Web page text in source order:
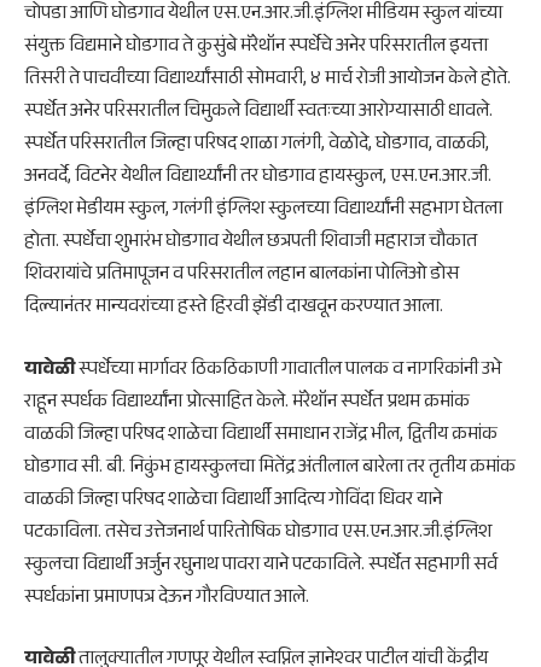
चोपडा आणि घोडगाव येथील एस.एन.आर.जी.इंग्लिश मीडियम स्कुल यांच्या
संयुक्त विद्यमाने घोडगाव ते कुसुंबे मॅरेथॉन स्पर्धेचे अनेर परिसरातील इयत्ता
तिसरी ते पाचवीच्या विद्यार्थ्यांसाठी सोमवारी, ४ मार्च रोजी आयोजन केले होते.
स्पर्धेत अनेर परिसरातील चिमुकले विद्यार्थी स्वतःच्या आरोग्यासाठी धावले.
स्पर्धेत परिसरातील जिल्हा परिषद शाळा गलंगी, वेळोदे, घोडगाव, वाळकी,
अनवर्दे, विटनेर येथील विद्यार्थ्यांनी तर घोडगाव हायस्कुल, एस.एन.आर.जी.
इंग्लिश मेडीयम स्कुल, गलंगी इंग्लिश स्कुलच्या विद्यार्थ्यांनी सहभाग घेतला
होता. स्पर्धेचा शुभारंभ घोडगाव येथील छत्रपती शिवाजी महाराज चौकात
शिवरायांचे प्रतिमापूजन व परिसरातील लहान बालकांना पोलिओ डोस
दिल्यानंतर मान्यवरांच्या हस्ते हिरवी झेंडी दाखवून करण्यात आला.
यावेळीस्पर्धेच्या मार्गावर ठिकठिकाणी गावातील पालक व नागरिकांनी उभे
राहून स्पर्धक विद्यार्थ्यांना प्रोत्साहित केले. मॅरेथॉन स्पर्धेत प्रथम क्रमांक
वाळकी जिल्हा परिषद शाळेचा विद्यार्थी समाधान राजेंद्र भील, द्वितीय क्रमांक
घोडगाव सी. बी. निकुंभ हायस्कुलचा मितेंद्र अंतीलाल बारेला तर तृतीय क्रमांक
वाळकी जिल्हा परिषद शाळेचा विद्यार्थी आदित्य गोविंदा धिवर याने
पटकाविला. तसेच उत्तेजनार्थ पारितोषिक घोडगाव एस.एन.आर.जी.इंग्लिश
स्कुलचा विद्यार्थी अर्जुन रघुनाथ पावरा याने पटकाविले. स्पर्धेत सहभागी सर्व
स्पर्धकांना प्रमाणपत्र देऊन गौरविण्यात आले.